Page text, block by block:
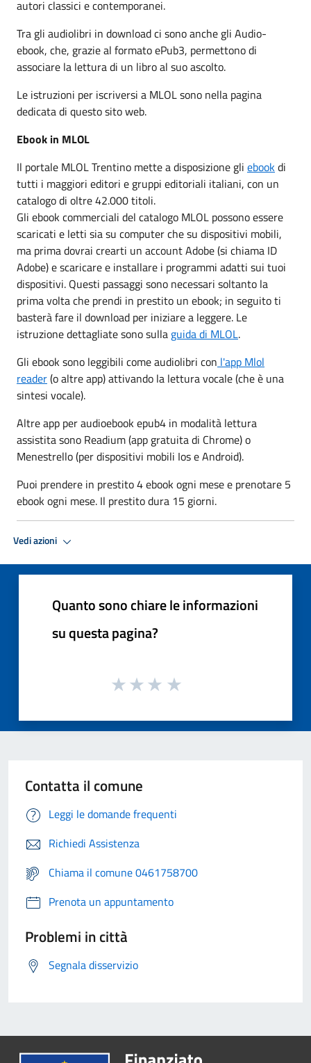
autori classici e contemporanei.
Tra gli audiolibri in download ci sono anche gli Audio-
ebook, che, grazie al formato ePub3, permettono di
associare la lettura di un libro al suo ascolto.
Le istruzioni per iscriversi a MLOL sono nella pagina
dedicata di questo sito web.
Ebook in MLOL
Il portale MLOL Trentino mette a disposizione gli ebookdi
tutti i maggiori editori e gruppi editoriali italiani, con un
catalogo di oltre 42.000 titoli.
Gli ebook commerciali del catalogo MLOL possono essere
scaricati e letti sia su computer che su dispositivi mobili,
ma prima dovrai crearti un account Adobe (si chiama ID
Adobe) e scaricare e installare i programmi adatti sui tuoi
dispositivi. Questi passaggi sono necessari soltanto la
prima volta che prendi in prestito un ebook; in seguito ti
basterà fare il download per iniziare a leggere. Le
istruzione dettagliate sono sulla guida di MLOL.
Gli ebook sono leggibili come audiolibri con l'app Mlol
reader(o altre app) attivando la lettura vocale (che è una
sintesi vocale).
Altre app per audioebook epub4 in modalità lettura
assistita sono Readium (app gratuita di Chrome) o
Menestrello (per dispositivi mobili Ios e Android).
Puoi prendere in prestito 4 ebook ogni mese e prenotare 5
ebook ogni mese. Il prestito dura 15 giorni.
Vedi azioni
Quanto sono chiare le informazioni
su questa pagina?
Contatta il comune
Leggi le domande frequenti
Richiedi Assistenza
Chiama il comune 0461758700
Prenota un appuntamento
Problemi in città
Segnala disservizio